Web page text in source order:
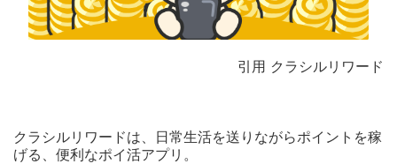
引用 クラシルリワード
クラシルリワードは、日常生活を送りながらポイントを稼
げる、便利なポイ活アプリ。